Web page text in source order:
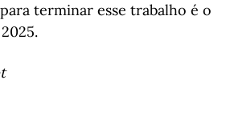
terminar esse trabalho é o